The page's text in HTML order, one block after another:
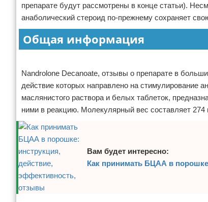
Как накачаться
Легкая атлетика
Водный спорт
Похудание
Йога и пилатес
Хоккей
Волейбол
Детский спорт
препарате будут рассмотрены в конце статьи).
анаболический стероид по-прежнему сохраняет
Общая информация
Nandrolone Decanoate, отзывы о препарате в
действие которых направлено на стимулирование
маслянистого раствора и белых таблеток,
ними в реакцию. Молекулярный вес составляет 274
Вам будет интересно:
Как принимать БЦАА в